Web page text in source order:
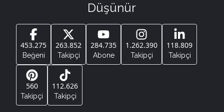
Düşünür
453.275
Beğeni
263.852
Takipçi
284.735
Abone
1.262.390
Takipçi
118.809
Takipçi
560
Takipçi
112.626
Takipçi